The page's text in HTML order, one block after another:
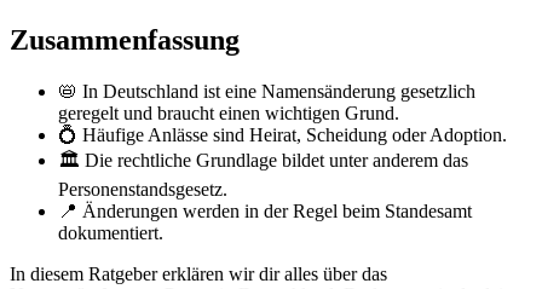
Zusammenfassung
📛 In Deutschland ist eine Namensänderung gesetzlich
geregelt und braucht einen wichtigen Grund.
💍 Häufige Anlässe sind Heirat, Scheidung oder Adoption.
🏛️ Die rechtliche Grundlage bildet unter anderem das
Personenstandsgesetz.
📍 Änderungen werden in der Regel beim Standesamt
dokumentiert.
In diesem Ratgeber erklären wir dir alles über das